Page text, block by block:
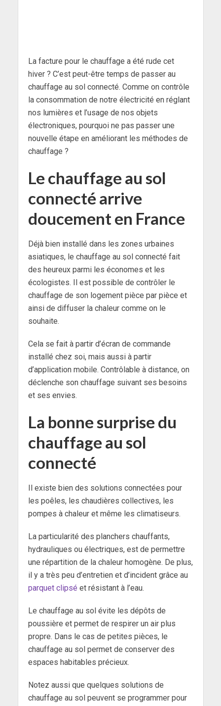
La facture pour le chauffage a été rude cet
hiver ? C’est peut-être temps de passer au
chauffage au sol connecté. Comme on contrôle
la consommation de notre électricité en réglant
nos lumières et l’usage de nos objets
électroniques, pourquoi ne pas passer une
nouvelle étape en améliorant les méthodes de
chauffage ?
Le chauffage au sol
connecté arrive
doucement en France
Déjà bien installé dans les zones urbaines
asiatiques, le chauffage au sol connecté fait
des heureux parmi les économes et les
écologistes. Il est possible de contrôler le
chauffage de son logement pièce par pièce et
ainsi de diffuser la chaleur comme on le
souhaite.
Cela se fait à partir d’écran de commande
installé chez soi, mais aussi à partir
d’application mobile. Contrôlable à distance, on
déclenche son chauffage suivant ses besoins
et ses envies.
La bonne surprise du
chauffage au sol
connecté
Il existe bien des solutions connectées pour
les poêles, les chaudières collectives, les
pompes à chaleur et même les climatiseurs.
La particularité des planchers chauffants,
hydrauliques ou électriques, est de permettre
une répartition de la chaleur homogène. De plus,
il y a très peu d’entretien et d’incident grâce au
parquet clipsé et résistant à l’eau.
Le chauffage au sol évite les dépôts de
poussière et permet de respirer un air plus
propre. Dans le cas de petites pièces, le
chauffage au sol permet de conserver des
espaces habitables précieux.
Notez aussi que quelques solutions de
chauffage au sol peuvent se programmer pour